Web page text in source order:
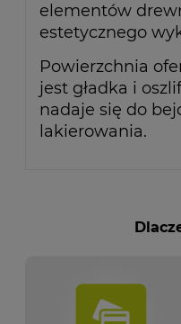
elementów
estetycznego
Powierzchnia
jest gładka i
nadaje się do
lakierowania.